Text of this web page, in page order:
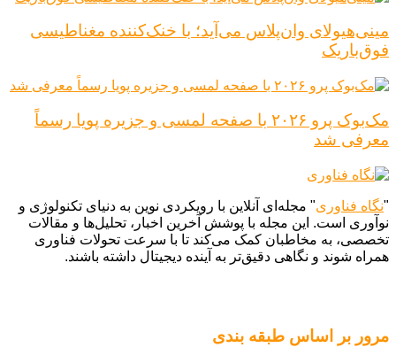
مینی‌هیولای وان‌پلاس می‌آید؛ با خنک‌کننده مغناطیسی
فوق‌باریک
مک‌بوک پرو ۲۰۲۶ با صفحه لمسی و جزیره پویا رسماً
معرفی شد
"نگاه فناوری" مجله‌ای آنلاین با رویکردی نوین به دنیای تکنولوژی و
نوآوری است. این مجله با پوشش آخرین اخبار، تحلیل‌ها و مقالات
تخصصی، به مخاطبان کمک می‌کند تا با سرعت تحولات فناوری
همراه شوند و نگاهی دقیق‌تر به آینده دیجیتال داشته باشند.
مرور بر اساس طبقه بندی